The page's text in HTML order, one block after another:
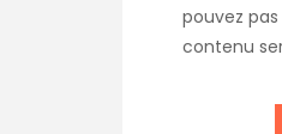
pouvez
contenu